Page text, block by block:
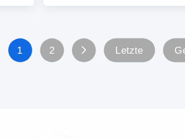
Ausrüstung für das
1 2 Letzte